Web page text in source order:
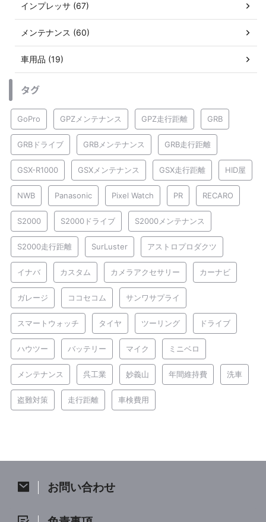
インプレッサ (67)
メンテナンス (60)
車用品 (19)
タグ
GoPro GPZメンテナンス GPZ走行距離 GRB
GRBドライブ GRBメンテナンス GRB走行距離
GSX-R1000 GSXメンテナンス GSX走行距離 HID屋
NWB Panasonic Pixel Watch PR RECARO
S2000 S2000ドライブ S2000メンテナンス
S2000走行距離 SurLuster アストロプロダクツ
イナバ カスタム カメラアクセサリー カーナビ
ガレージ ココセコム サンワサプライ
スマートウォッチ タイヤ ツーリング ドライブ
ハウツー バッテリー マイク ミニベロ
メンテナンス 呉工業 妙義山 年間維持費 洗車
盗難対策 走行距離 車検費用
お問い合わせ